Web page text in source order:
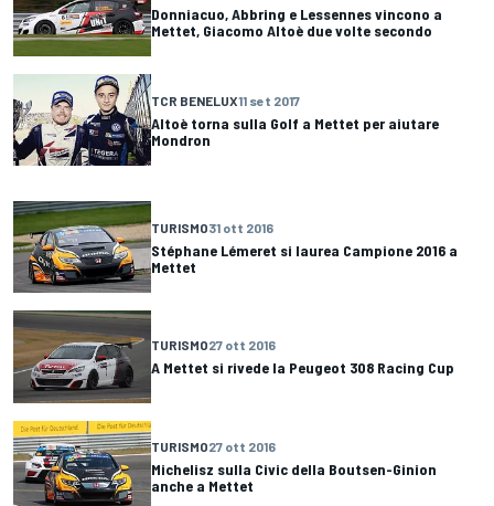
Donniacuo, Abbring e Lessennes vincono a
Mettet, Giacomo Altoè due volte secondo
TCR BENELUX11 set 2017
Altoè torna sulla Golf a Mettet per aiutare
Mondron
TURISMO31 ott 2016
Stéphane Lémeret si laurea Campione 2016 a
Mettet
TURISMO27 ott 2016
A Mettet si rivede la Peugeot 308 Racing Cup
TURISMO27 ott 2016
Michelisz sulla Civic della Boutsen-Ginion
anche a Mettet